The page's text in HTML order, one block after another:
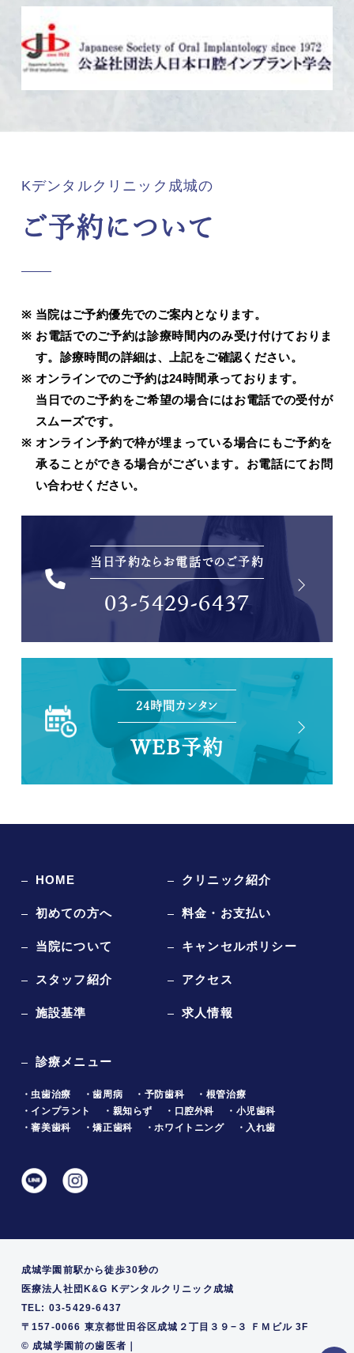
Kデンタルクリニック成城の
ご予約について
当院はご予約優先でのご案内となります。
お電話でのご予約は診療時間内のみ受け付けておりま
す。診療時間の詳細は、上記をご確認ください。
オンラインでのご予約は24時間承っております。
当日でのご予約をご希望の場合にはお電話での受付が
スムーズです。
オンライン予約で枠が埋まっている場合にもご予約を
承ることができる場合がございます。お電話にてお問
い合わせください。
当日予約ならお電話でのご予約
03-5429-6437
24時間カンタン
WEB予約
HOME
初めての方へ
当院について
スタッフ紹介
施設基準
クリニック紹介
料金・お支払い
キャンセルポリシー
アクセス
求人情報
診療メニュー
・虫歯治療 ・歯周病 ・予防歯科
・根管治療
・インプラント
・親知らず ・口腔外科
・小児歯科
・審美歯科
・矯正歯科 ・ホワイトニング ・入れ歯
成城学園前駅から徒歩30秒の
医療法人社団K&G Kデンタルクリニック成城
TEL: 03-5429-6437
〒157-0066 東京都世田谷区成城２丁目３９−３ ＦＭビル 3F
©成城学園前の歯医者｜